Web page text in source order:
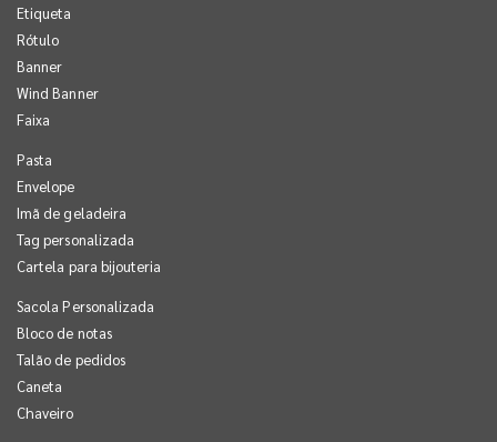
Etiqueta
Rótulo
Banner
Wind Banner
Faixa
Pasta
Envelope
Imã de geladeira
Tag personalizada
Cartela para bijouteria
Sacola Personalizada
Bloco de notas
Talão de pedidos
Caneta
Chaveiro